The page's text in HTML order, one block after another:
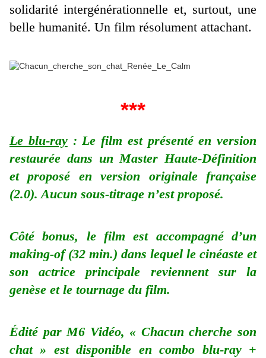
solidarité intergénérationnelle et, surtout, une
belle humanité. Un film résolument attachant.
***
Le blu-ray: Le film est présenté en version
restaurée dans un Master Haute-Définition
et proposé en version originale française
(2.0). Aucun sous-titrage n’est proposé.
Côté bonus, le film est accompagné d’un
making-of (32 min.) dans lequel le cinéaste et
son actrice principale reviennent sur la
genèse et le tournage du film.
Édité par M6 Vidéo, « Chacun cherche son
chat » est disponible en combo blu-ray +